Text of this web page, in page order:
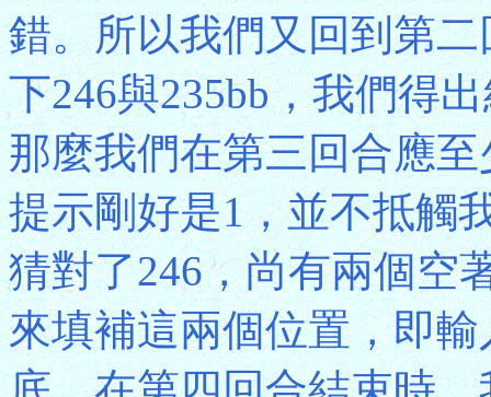
錯。所以我們又回到第
下246與235bb，我們得
那麼我們在第三回合應
提示剛好是1，並不抵觸
猜對了246，尚有兩個空
來填補這兩個位置，即